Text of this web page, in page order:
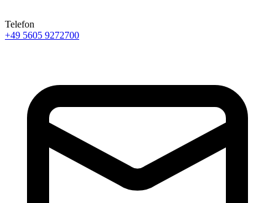
Telefon
+49 5605 9272700